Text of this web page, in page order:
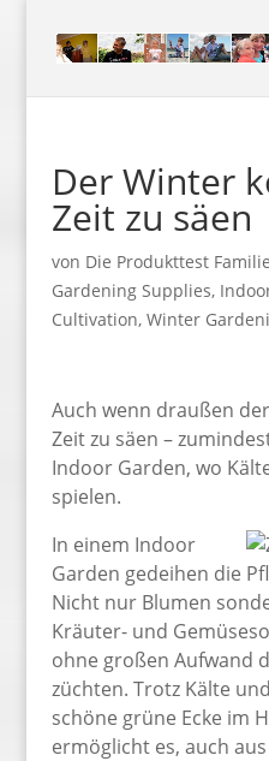
Der Winter
Zeit zu säen
von Die Produkttest Familie
Gardening Supplies,
Cultivation, Winter
Auch wenn draußen
Zeit zu säen –
Indoor Garden, wo
spielen.
In einem Indoor
Garden gedeihen die
Nicht nur Blumen
Kräuter- und
ohne großen Aufwand
züchten. Trotz Kälte
schöne grüne Ecke im
ermöglicht es, auch